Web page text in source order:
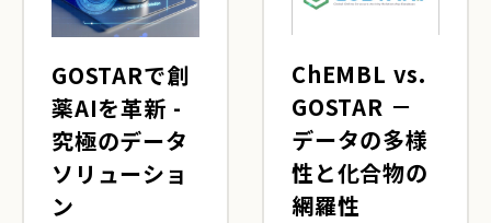
GOSTARで創
薬AIを革新 -
究極のデータ
ソリューショ
ン
ChEMBL vs.
GOSTAR －
データの多様
性と化合物の
網羅性